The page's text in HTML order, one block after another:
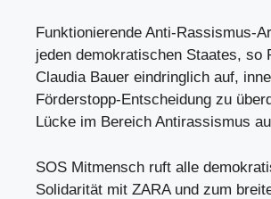
Funktionierende Anti-Rassismus-
jeden demokratischen Staates,
Claudia Bauer eindringlich auf,
Förderstopp-Entscheidung zu
Lücke im Bereich Antirassismus
SOS Mitmensch ruft alle
Solidarität mit ZARA und zum